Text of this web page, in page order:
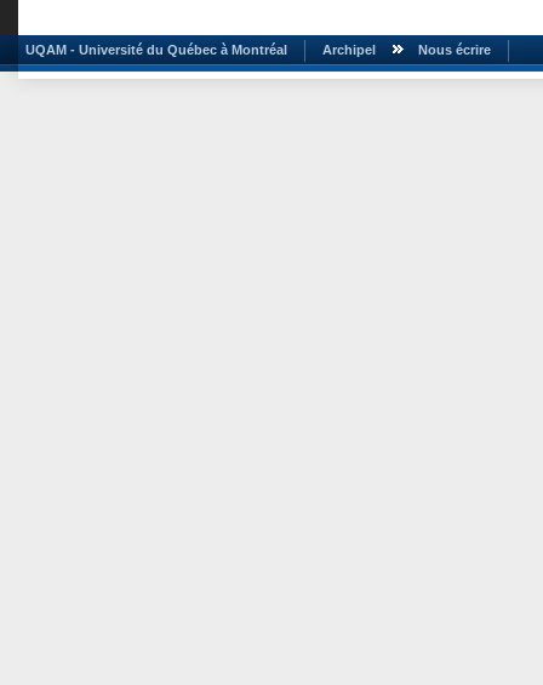
UQAM - Université du Québec à Montréal Archipel Nous écrire